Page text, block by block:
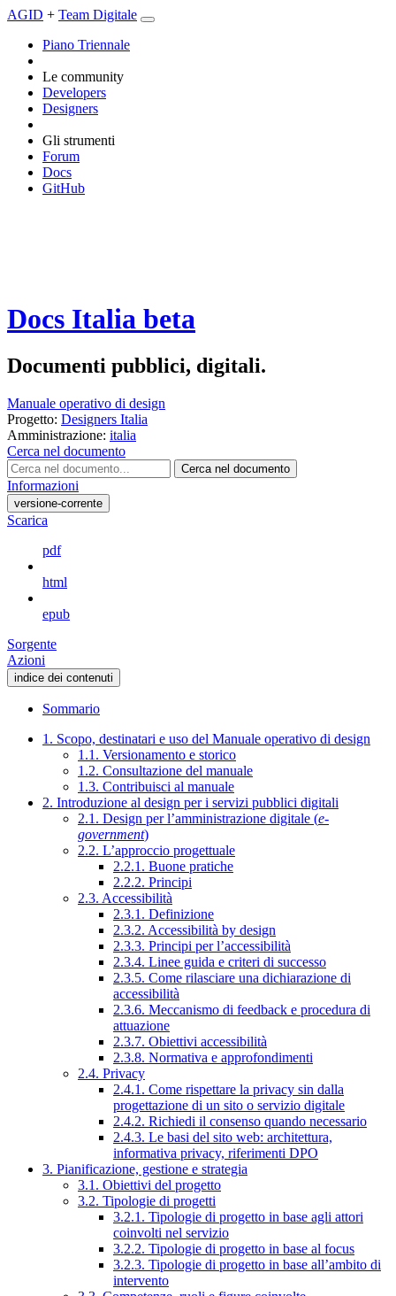
AGID + Team Digitale
Piano Triennale
Le community
Developers
Designers
Gli strumenti
Forum
Docs
GitHub
Docs Italia beta
Documenti pubblici, digitali.
Manuale operativo di design
Progetto: Designers Italia
Amministrazione: italia
Cerca nel documento
Cerca nel documento
Informazioni
versione-corrente
Scarica
pdf
html
epub
Sorgente
Azioni
indice dei contenuti
Sommario
1. Scopo, destinatari e uso del Manuale operativo di design
1.1. Versionamento e storico
1.2. Consultazione del manuale
1.3. Contribuisci al manuale
2. Introduzione al design per i servizi pubblici digitali
2.1. Design per l’amministrazione digitale (e-
government)
2.2. L’approccio progettuale
2.2.1. Buone pratiche
2.2.2. Principi
2.3. Accessibilità
2.3.1. Definizione
2.3.2. Accessibilità by design
2.3.3. Principi per l’accessibilità
2.3.4. Linee guida e criteri di successo
2.3.5. Come rilasciare una dichiarazione di
accessibilità
2.3.6. Meccanismo di feedback e procedura di
attuazione
2.3.7. Obiettivi accessibilità
2.3.8. Normativa e approfondimenti
2.4. Privacy
2.4.1. Come rispettare la privacy sin dalla
progettazione di un sito o servizio digitale
2.4.2. Richiedi il consenso quando necessario
2.4.3. Le basi del sito web: architettura,
informativa privacy, riferimenti DPO
3. Pianificazione, gestione e strategia
3.1. Obiettivi del progetto
3.2. Tipologie di progetti
3.2.1. Tipologie di progetto in base agli attori
coinvolti nel servizio
3.2.2. Tipologie di progetto in base al focus
3.2.3. Tipologie di progetto in base all’ambito di
intervento